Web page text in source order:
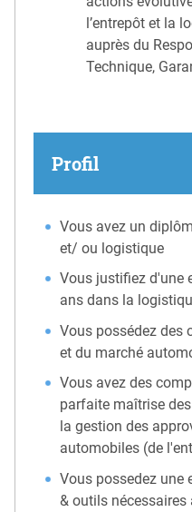
l’entrepôt et la
auprès du
Technique,
Profil
Vous avez un
et/ ou logistique
Vous justifiez d'une
ans dans la
Vous possédez des
et du marché
Vous avez des
parfaite maîtrise
la gestion des
automobiles (de
Vous possedez une
& outils nécessaires